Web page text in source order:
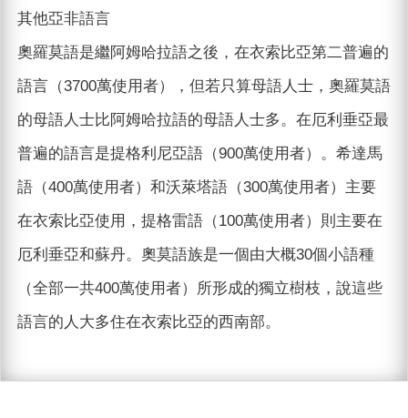
其他亞非語言
奧羅莫語是繼阿姆哈拉語之後，在衣索比亞第二普遍的
語言（3700萬使用者），但若只算母語人士，奧羅莫語
的母語人士比阿姆哈拉語的母語人士多。在厄利垂亞最
普遍的語言是提格利尼亞語（900萬使用者）。希達馬
語（400萬使用者）和沃萊塔語（300萬使用者）主要
在衣索比亞使用，提格雷語（100萬使用者）則主要在
厄利垂亞和蘇丹。奧莫語族是一個由大概30個小語種
（全部一共400萬使用者）所形成的獨立樹枝，說這些
語言的人大多住在衣索比亞的西南部。